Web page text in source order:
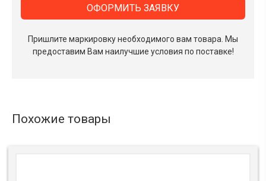
Пришлите маркировку необходимого вам товара. Мы
предоставим Вам наилучшие условия по поставке!
ОФОРМИТЬ ЗАЯВКУ
Похожие товары